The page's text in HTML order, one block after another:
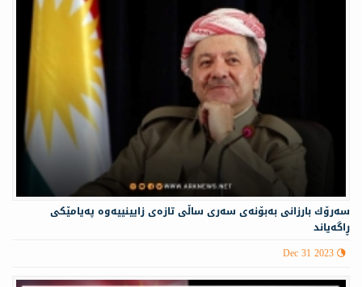
سەرۆك بارزانی بەبۆنەی سەری ساڵی تازەی زایینییه‌وه‌ په‌یامێكی
ڕاگه‌یاند
Dec 31 2023